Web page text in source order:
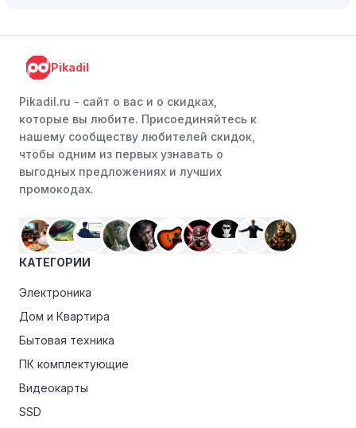
Программы лояльности:
программам лояльности, предлагаемым интернет-
преимуществами, как скидки только для участников,
ранний доступ к распродажам или эксклюзивным
акциям.
Особые скидки:Если вы соответствуете этим
критериям, проверьте, предоставляет ли Альмак
ветеранов или пенсионеров.
Pikadil
Pikadil.ru - cайт о вас и о скидках,
которые вы любите. Присоединяйтесь к
нашему сообществу любителей скидок,
чтобы одним из первых узнавать о
выгодных предложениях и лучших
промокодах.
КАТЕГОРИИ
Электроника
Дом и Квартира
Бытовая техника
ПК комплектующие
Видеокарты
SSD